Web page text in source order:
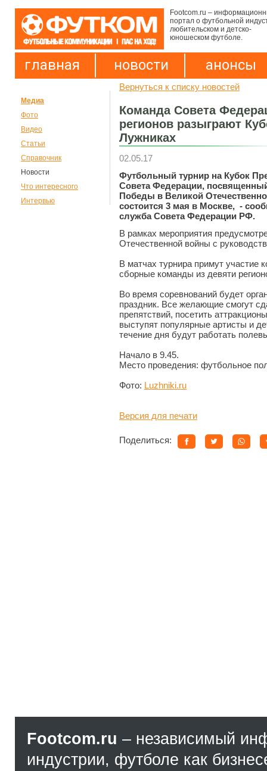
Footcom.ru –
портал о футбольной
любительском и детско-
юношеском футболе.
главная новости анонсы
Медиа
Фото
Видео
Статьи
Справочник
Новости
Что интересного
Интервью
Вернуться к списку новостей
Команда Совета
регионов разыграют
Лужниках
02.05.17
Футбольный турнир на Кубок
Совета Федерации,
Победы в Великой
состоится 3 мая в Москве, -
служба Совета Федерации РФ.
В рамках мероприятия
Отечественной войны с
В матчах турнира примут участие
сборные команды из девяти
Во время соревнований будет
праздник. Все желающие смогут
препятствий, посетить
выступят популярные артисты и
течение дня будут работать
Начало в 9.45.
Место проведения: футбольное
Фото: Luzhniki.ru
Версия для печати
Поделиться:
Footcom.ru – независимый
индустрии, футболе как